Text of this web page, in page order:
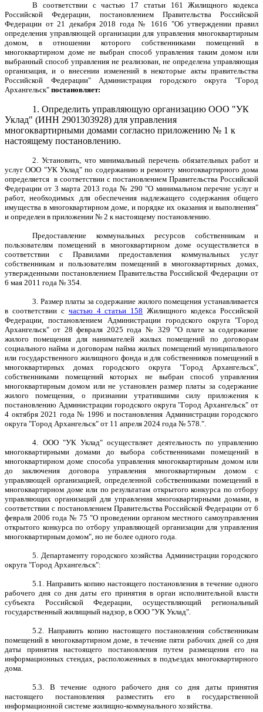
В соответствии с частью 17 статьи 161 Жилищного кодекса
Российской Федерации, постановлением Правительства Российской
Федерации от 21 декабря 2018 года № 1616 "Об утверждении правил
определения управляющей организации для управления многоквартирным
домом, в отношении которого собственниками помещений в
многоквартирном доме не выбран способ управления таким домом или
выбранный способ управления не реализован, не определена управляющая
организация, и о внесении изменений в некоторые акты правительства
Российской Федерации" Администрация городского округа "Город
Архангельск" постановляет:
1. Определить управляющую организациюООО "УК
Уклад" (ИНН 2901303928) для управления
многоквартирными домами согласно приложению № 1 к
настоящему постановлению.
2. Установить, что минимальный перечень обязательных работ и
услугООО "УК Уклад"по содержанию и ремонту многоквартирного дома
определяется в соответствии с постановлением Правительства Российской
Федерации от 3 марта 2013 года № 290 "О минимальном перечне услуг и
работ, необходимых для обеспечения надлежащего содержания общего
имущества в многоквартирном доме, и порядке их оказания и выполнения"
и определен в приложении № 2 к настоящему постановлению.
Предоставление коммунальных ресурсов собственникам и
пользователям помещений в многоквартирном доме осуществляется в
соответствии с Правилами предоставления коммунальных услуг
собственникам и пользователям помещений в многоквартирных домах,
утвержденными постановлением Правительства Российской Федерации от
6 мая 2011 года № 354.
3. Размер платы за содержание жилого помещения устанавливается
в соответствии с частью 4 статьи 158 Жилищного кодекса Российской
Федерации, постановлением Администрации городского округа "Город
Архангельск" от 28 февраля 2025 года № 329 "О плате за содержание
жилого помещения для нанимателей жилых помещений по договорам
социального найма и договорам найма жилых помещений муниципального
или государственного жилищного фонда и для собственников помещений в
многоквартирных домах городского округа "Город Архангельск",
собственниками помещений которых не выбран способ управления
многоквартирным домом или не установлен размер платы за содержание
жилого помещения, о признании утратившими силу приложения к
постановлению Администрации городского округа "Город Архангельск" от
4 октября 2021 года № 1996 и постановления Администрации городского
округа "Город Архангельск" от 11 апреля 2024 года № 578.".
4. ООО "УК Уклад" осуществляет деятельность по управлению
многоквартирными домами до выбора собственниками помещений в
многоквартирном доме способа управления многоквартирным домом или
до заключения договора управления многоквартирным домом с
управляющей организацией, определенной собственниками помещений в
многоквартирном доме или по результатам открытого конкурса по отбору
управляющих организаций для управления многоквартирными домами, в
соответствии с постановлением Правительства Российской Федерации от 6
февраля 2006 года № 75 "О проведении органом местного самоуправления
открытого конкурса по отбору управляющей организации для управления
многоквартирным домом", но не более одного года.
5. Департаменту городского хозяйства Администрации городского
округа "Город Архангельск":
5.1. Направить копию настоящего постановления в течение одного
рабочего дня со дня даты его принятия в орган исполнительной власти
субъекта Российской Федерации, осуществляющий региональный
государственный жилищный надзор, в ООО "УК Уклад".
5.2. Направить копию настоящего постановления собственникам
помещений в многоквартирном доме, в течение пяти рабочих дней со дня
даты принятия настоящего постановления путем размещения его на
информационных стендах, расположенных в подъездах многоквартирного
дома.
5.3. В течение одного рабочего дня со дня даты принятия
настоящего постановления разместить его в государственной
информационной системе жилищно-коммунального хозяйства.